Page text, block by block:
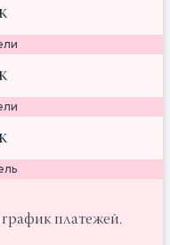
платежей.